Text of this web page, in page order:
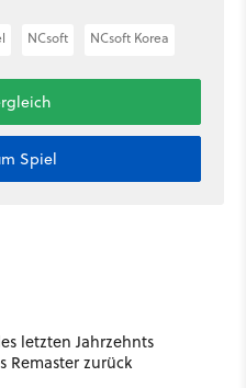
NCsoft NCsoft Korea
Spiel
letzten Jahrzehnts
Remaster zurück